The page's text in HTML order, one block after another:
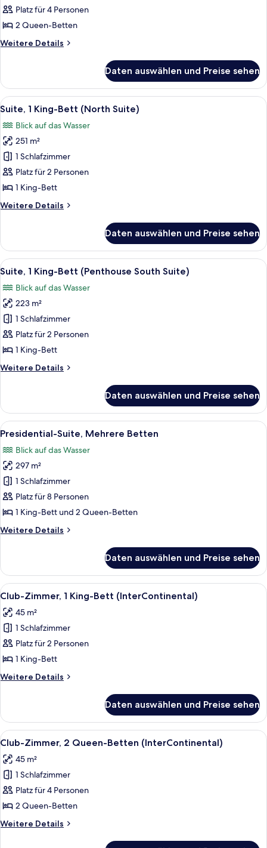
Schlafzimmer
anzeigen
Platz für 4 Personen
2 Queen-Betten
Weitere Details
Weitere
1
Schlafzimmer
Daten auswählen und Preise sehen
Alle
Fotos
für
Suite,
1 King-
Bett
(North
anzeigen
Ein modernes Badezimmer mit einer
9
Suite, 1 King-Bett (North Suite)
Blick auf das Wasser
251 m²
1 Schlafzimmer
Platz für 2 Personen
1 King-Bett
Weitere Details
Weitere
1 King-
Bett
(North
Daten auswählen und Preise sehen
Alle
Fotos
für
Suite,
1 King-
Bett
(Penthouse
Suite)
Ein modernes Badezimmer mit einer
12
Suite, 1 King-Bett (Penthouse South Suite)
Blick auf das Wasser
223 m²
1 Schlafzimmer
Platz für 2 Personen
1 King-Bett
Weitere Details
Weitere
1 King-
Bett
(Penthouse
Suite)
Daten auswählen und Preise sehen
Alle
Fotos
für
Presidential-
Suite,
Mehrere
Betten
Ein modernes Wohnzimmer mit
13
Presidential-Suite, Mehrere Betten
Blick auf das Wasser
297 m²
1 Schlafzimmer
Platz für 8 Personen
1 King-Bett und 2 Queen-Betten
Weitere Details
Weitere
Suite,
Mehrere
Betten
Daten auswählen und Preise sehen
Alle
Fotos
für
Club-
Zimmer,
1 King-
Bett
(InterContinental)
Ein reichhaltiges Buffet mit
7
Club-Zimmer, 1 King-Bett (InterContinental)
45 m²
1 Schlafzimmer
Platz für 2 Personen
1 King-Bett
Weitere Details
Weitere
Zimmer,
1 King-
Bett
Daten auswählen und Preise sehen
Alle
Fotos
für
Club-
Zimmer,
2 Queen-
Betten
(InterContinental)
Ein Hotelzimmer mit einem großen
3
Club-Zimmer, 2 Queen-Betten (InterContinental)
45 m²
1 Schlafzimmer
Platz für 4 Personen
2 Queen-Betten
Weitere Details
Weitere